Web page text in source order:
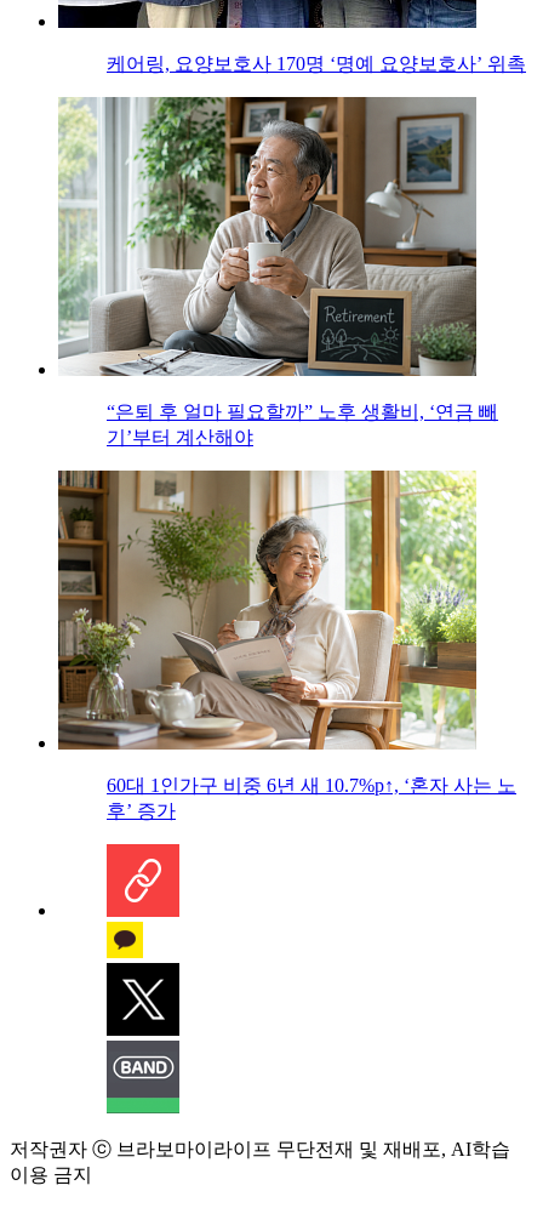
케어링, 요양보호사 170명 ‘명예 요양보호사’ 위촉
“은퇴 후 얼마 필요할까” 노후 생활비, ‘연금 빼
기’부터 계산해야
60대 1인가구 비중 6년 새 10.7%p↑, ‘혼자 사는 노
후’ 증가
저작권자 ⓒ 브라보마이라이프 무단전재 및 재배포, AI학습
이용 금지